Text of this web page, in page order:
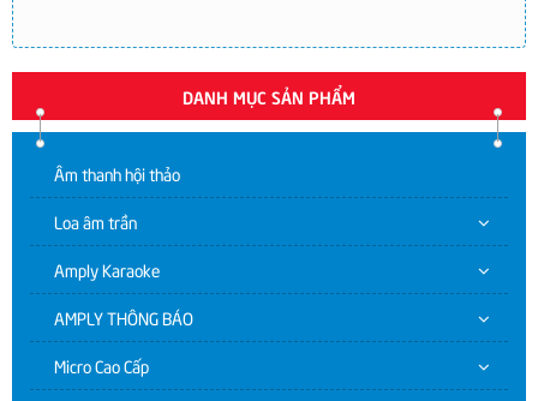
DANH MỤC SẢN PHẨM
Âm thanh hội thảo
Loa âm trần
Amply Karaoke
AMPLY THÔNG BÁO
Micro Cao Cấp